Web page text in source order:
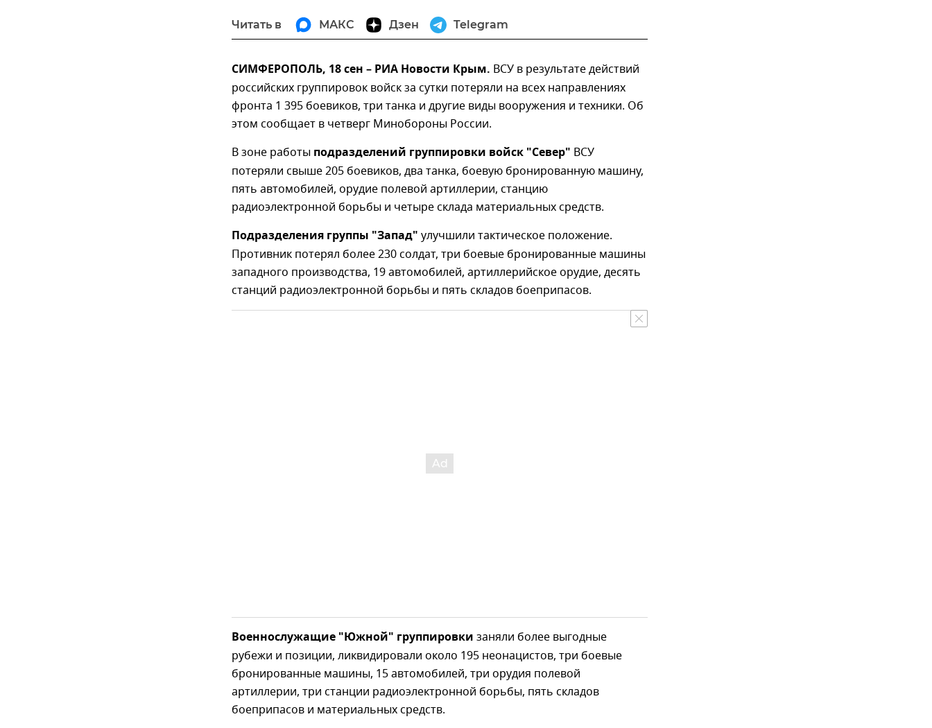
Читать в МАКС Дзен Telegram
СИМФЕРОПОЛЬ, 18 сен – РИА Новости Крым. ВСУ в результате действий
российских группировок войск за сутки потеряли на всех направлениях
фронта 1 395 боевиков, три танка и другие виды вооружения и техники. Об
этом сообщает в четверг Минобороны России.
В зоне работы подразделений группировки войск "Север" ВСУ
потеряли свыше 205 боевиков, два танка, боевую бронированную машину,
пять автомобилей, орудие полевой артиллерии, станцию
радиоэлектронной борьбы и четыре склада материальных средств.
Подразделения группы "Запад" улучшили тактическое положение.
Противник потерял более 230 солдат, три боевые бронированные машины
западного производства, 19 автомобилей, артиллерийское орудие, десять
станций радиоэлектронной борьбы и пять складов боеприпасов.
Военнослужащие "Южной" группировки заняли более выгодные
рубежи и позиции, ликвидировали около 195 неонацистов, три боевые
бронированные машины, 15 автомобилей, три орудия полевой
артиллерии, три станции радиоэлектронной борьбы, пять складов
боеприпасов и материальных средств.